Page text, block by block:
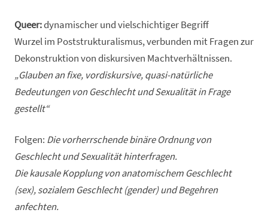
Queer:dynamischer und vielschichtiger Begriff
Wurzel im Poststrukturalismus, verbunden mit Fragen zur
Dekonstruktion von diskursiven Machtverhältnissen.
„Glauben an fixe, vordiskursive, quasi-natürliche
Bedeutungen von Geschlecht und Sexualität in Frage
gestellt“
Folgen: Die vorherrschende binäre Ordnung von
Geschlecht und Sexualität hinterfragen.
Die kausale Kopplung von anatomischem Geschlecht
(sex), sozialem Geschlecht (gender) und Begehren
anfechten.